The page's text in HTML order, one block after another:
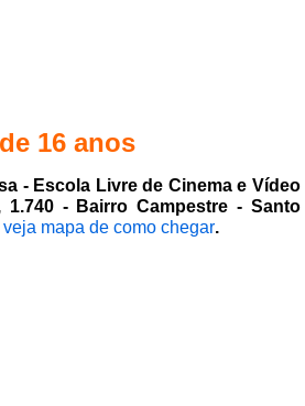
16 anos
- Escola Livre de Cinema e Vídeo
1.740 - Bairro Campestre - Santo
mapa de como chegar.